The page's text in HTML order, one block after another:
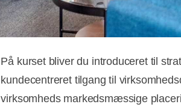
På kurset bliver du introduceret til
kundecentreret tilgang til
virksomheds markedsmæssige